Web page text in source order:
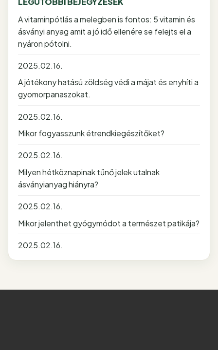
A vitaminpótlás a melegben is fontos: 5 vitamin és
ásványi anyag amit a jó idő ellenére se felejts el a
nyáron pótolni.
2025.02.16.
A jótékony hatású zöldség védi a májat és enyhíti a
gyomorpanaszokat.
2025.02.16.
Mikor fogyasszunk étrendkiegészítőket?
2025.02.16.
Milyen hétköznapinak tűnő jelek utalnak
ásványianyag hiányra?
2025.02.16.
Mikor jelenthet gyógymódot a természet patikája?
2025.02.16.